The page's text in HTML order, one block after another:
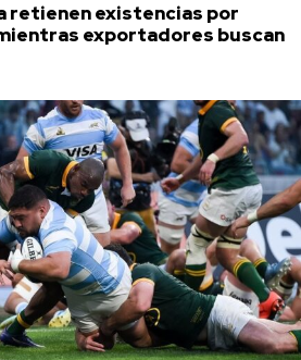
retienen existencias por
exportadores buscan